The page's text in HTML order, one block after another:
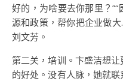
好的，为啥要去你那里？
源和政策，帮你把企业做
刘文芳。
第二关，培训。卞盛洁想
的好处。没有人脉，她就